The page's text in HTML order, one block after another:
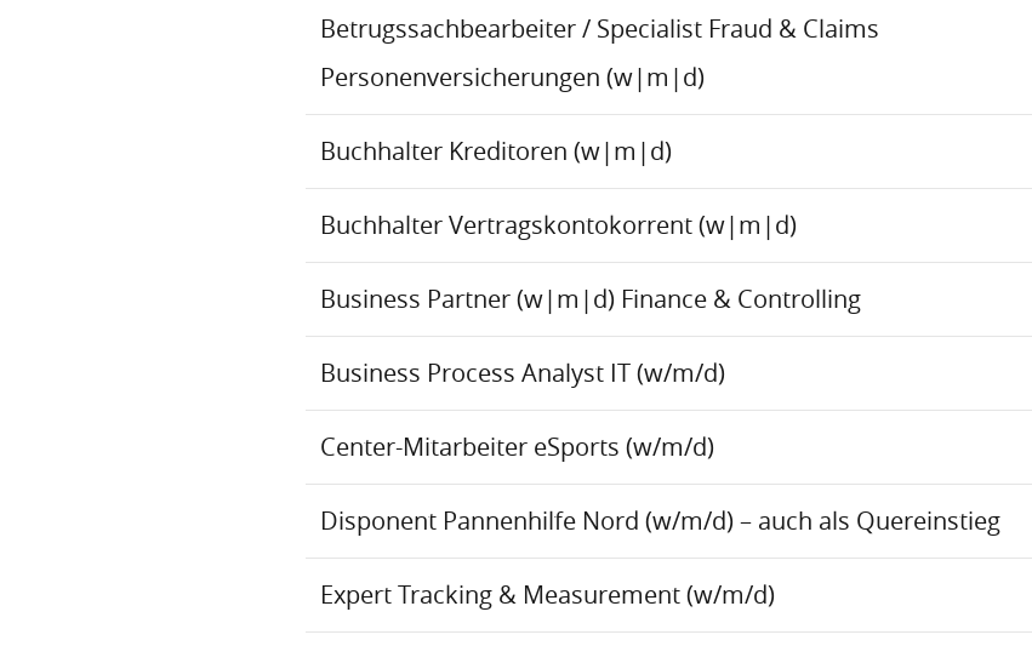
Betrugssachbearbeiter / Specialist Fraud & Claims
Personenversicherungen (w|m|d)
Buchhalter Kreditoren (w|m|d)
Buchhalter Vertragskontokorrent (w|m|d)
Business Partner (w|m|d) Finance & Controlling
Business Process Analyst IT (w/m/d)
Center-Mitarbeiter eSports (w/m/d)
Disponent Pannenhilfe Nord (w/m/d) – auch als Quereinstieg
Expert Tracking & Measurement (w/m/d)